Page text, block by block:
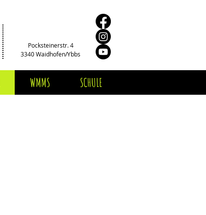
Pocksteinerstr. 4
3340 Waidhofen/Ybbs
WMMS SCHULE